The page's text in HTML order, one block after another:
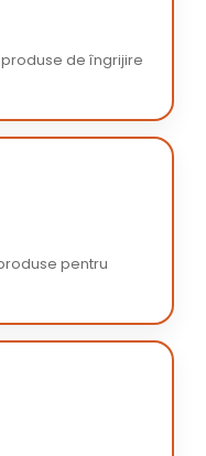
de îngrijire
pentru